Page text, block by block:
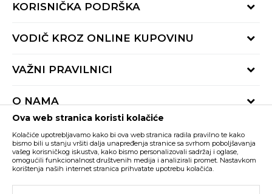
KORISNIČKA PODRŠKA
Provjeri status porudžbine
Radno vrijeme 9-16h
VODIČ KROZ ONLINE KUPOVINU
Načini isporuke
Reklamacije
Zamjena artikla
VAŽNI PRAVILNICI
O NAMA
BUZZ Koncept
BUZZ Brendovi
BUZZ Crew
BUZZ Shopovi
Trenutno si na
Buzz Crna Gora PROMIJENI
Nastojimo da budemo što precizniji u opisu proizvoda, prikazu slika i samih
Ova web stranica koristi kolačiće
Kolačiće upotrebljavamo kako bi ova web stranica radila pravilno te kako
bismo bili u stanju vršiti dalja unapređenja stranice sa svrhom poboljšavanja
vašeg korisničkog iskustva, kako bismo personalizovali sadržaj i oglase,
omogućili funkcionalnost društvenih medija i analizirali promet. Nastavkom
korištenja naših internet stranica prihvatate upotrebu kolačića.